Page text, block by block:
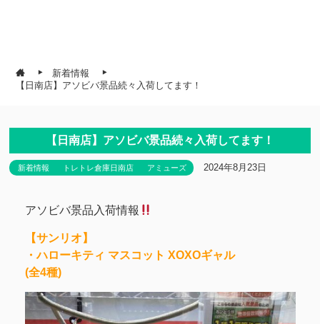
新着情報
【日南店】アソビバ景品続々入荷してます！
【日南店】アソビバ景品続々入荷してます！
新着情報 トレトレ倉庫日南店 アミューズ 2024年8月23日
アソビバ景品入荷情報
【サンリオ】
・ハローキティ マスコット XOXOギャル
(全4種)